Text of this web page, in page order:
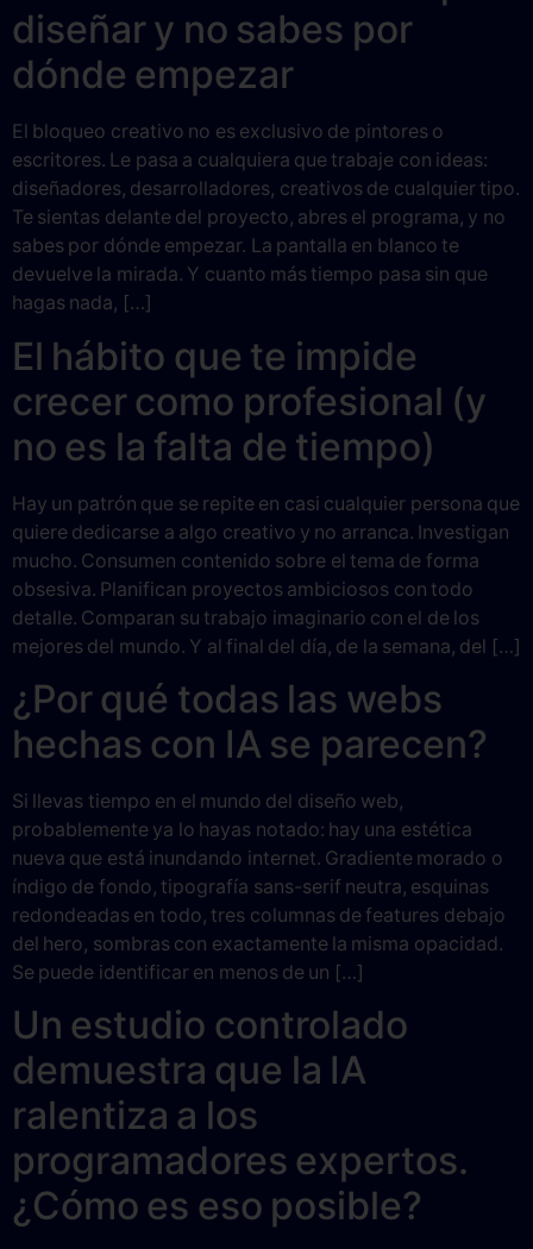
diseñar y no sabes por
dónde empezar
El bloqueo creativo no es exclusivo de pintores o
escritores. Le pasa a cualquiera que trabaje con ideas:
diseñadores, desarrolladores, creativos de cualquier tipo.
Te sientas delante del proyecto, abres el programa, y no
sabes por dónde empezar. La pantalla en blanco te
devuelve la mirada. Y cuanto más tiempo pasa sin que
hagas nada, […]
El hábito que te impide
crecer como profesional (y
no es la falta de tiempo)
Hay un patrón que se repite en casi cualquier persona que
quiere dedicarse a algo creativo y no arranca. Investigan
mucho. Consumen contenido sobre el tema de forma
obsesiva. Planifican proyectos ambiciosos con todo
detalle. Comparan su trabajo imaginario con el de los
mejores del mundo. Y al final del día, de la semana, del […]
¿Por qué todas las webs
hechas con IA se parecen?
Si llevas tiempo en el mundo del diseño web,
probablemente ya lo hayas notado: hay una estética
nueva que está inundando internet. Gradiente morado o
índigo de fondo, tipografía sans-serif neutra, esquinas
redondeadas en todo, tres columnas de features debajo
del hero, sombras con exactamente la misma opacidad.
Se puede identificar en menos de un […]
Un estudio controlado
demuestra que la IA
ralentiza a los
programadores expertos.
¿Cómo es eso posible?